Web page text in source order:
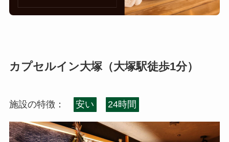
カプセルイン大塚（大塚駅徒歩1分）
施設の特徴： 安い 24時間